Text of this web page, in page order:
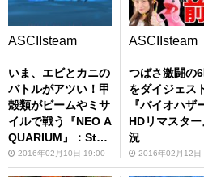
ASCIIsteam
いま、エビとカニの
バトルがアツい！甲
殻類がビームやミサ
イルで戦う『NEO A
QUARIUM』：Stea
m 2016年02月10日 19:00
ASCIIsteam
つばさ激闘の
をダイジェス
『バイオハザ
HDリマスタ
況
2016年02月12日